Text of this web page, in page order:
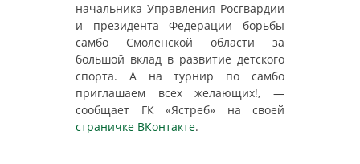
начальника Управления Росгвардии
и президента Федерации борьбы
самбо Смоленской области за
большой вклад в развитие детского
спорта. А на турнир по самбо
приглашаем всех желающих!, —
сообщает ГК «Ястреб» на своей
страничке ВКонтакте.